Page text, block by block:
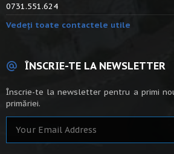
0731.551.624
Vedeți toate contactele utile
ÎNSCRIE-TE LA NEWSLETTER
Înscrie-te la newsletter pentru a primi
primăriei.